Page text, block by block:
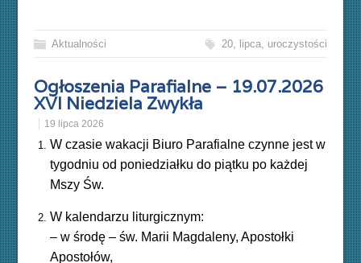
Aktualności 20, lipca, uroczystości
Ogłoszenia Parafialne – 19.07.2026
XVI Niedziela Zwykła
19 lipca 2026
W czasie wakacji Biuro Parafialne czynne jest w
tygodniu od poniedziałku do piątku po każdej
Mszy Św.
W kalendarzu liturgicznym:
– w środę – św. Marii Magdaleny, Apostołki
Apostołów,